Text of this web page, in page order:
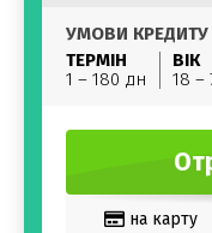
УМОВИ КРЕДИТУ
ТЕРМІН
1 – 180 дн
ВІК
18 –
на карту